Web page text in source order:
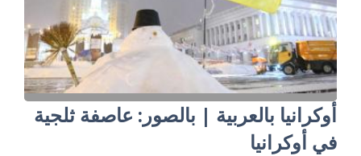
أوكرانيا بالعربية | بالصور: عاصفة ثلجية
في أوكرانيا